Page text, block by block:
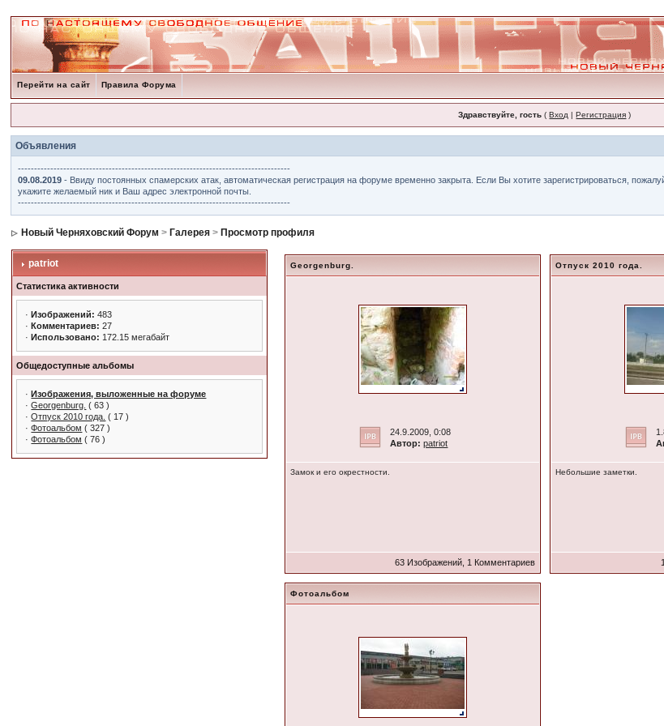
Перейти на сайт Правила Форума
Здравствуйте, гость (Вход |Регистрация )
Объявления
------------------------------------------------------------------------------------
09.08.2019 - Ввиду постоянных спамерских атак, автоматическая регистрация на форуме временно закрыта. Если Вы хотите зарегистрироваться,
укажите желаемый ник и Ваш адрес электронной почты.
------------------------------------------------------------------------------------
Новый Черняховский Форум > Галерея > Просмотр профиля
patriot
Статистика активности
·Изображений:483
·Комментариев:27
·Использовано: 172.15 мегабайт
Общедоступные альбомы
·Изображения, выложенные на форуме
·Georgenburg. ( 63 )
·Отпуск 2010 года. ( 17 )
·Фотоальбом ( 327 )
·Фотоальбом ( 76 )
Georgenburg.
24.9.2009, 0:08
Автор: patriot
Замок и его окрестности.
63 Изображений, 1 Комментариев
Отпуск 2010 года.
Небольшие заметки.
Фотоальбом